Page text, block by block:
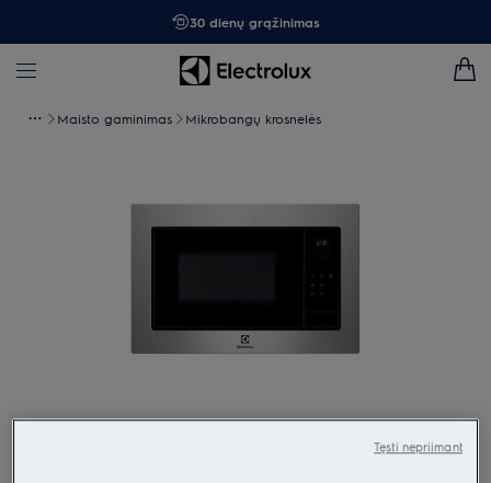
30 dienų grąžinimas
Maisto gaminimas Mikrobangų krosnelės
Spustelėkite, kad padidintumėte mastelį
Tęsti nepriimant